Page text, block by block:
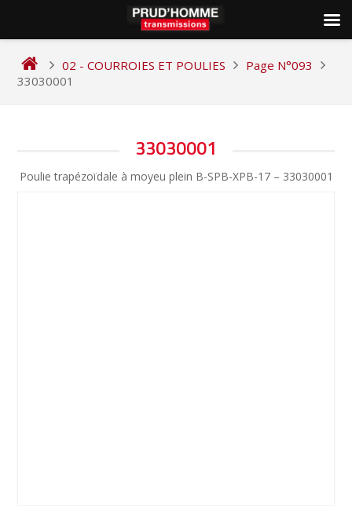
content
02 - COURROIES ET POULIES
Page N°093
33030001
33030001
Poulie trapézoïdale à moyeu plein B-SPB-XPB-17 – 33030001
DE